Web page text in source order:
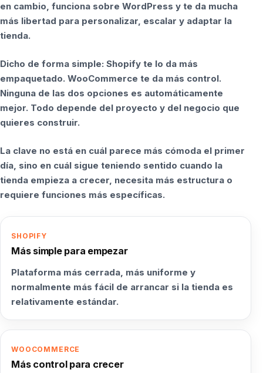
en cambio, funciona sobre WordPress y te da mucha
más libertad para personalizar, escalar y adaptar la
tienda.
Dicho de forma simple: Shopify te lo da más
empaquetado. WooCommerce te da más control.
Ninguna de las dos opciones es automáticamente
mejor. Todo depende del proyecto y del negocio que
quieres construir.
La clave no está en cuál parece más cómoda el primer
día, sino en cuál sigue teniendo sentido cuando la
tienda empieza a crecer, necesita más estructura o
requiere funciones más específicas.
SHOPIFY
Más simple para empezar
Plataforma más cerrada, más uniforme y
normalmente más fácil de arrancar si la tienda es
relativamente estándar.
WOOCOMMERCE
Más control para crecer